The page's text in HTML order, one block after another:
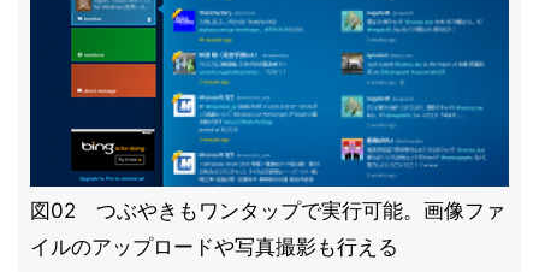
図02 つぶやきもワンタップで実行可能。画像ファ
イルのアップロードや写真撮影も行える